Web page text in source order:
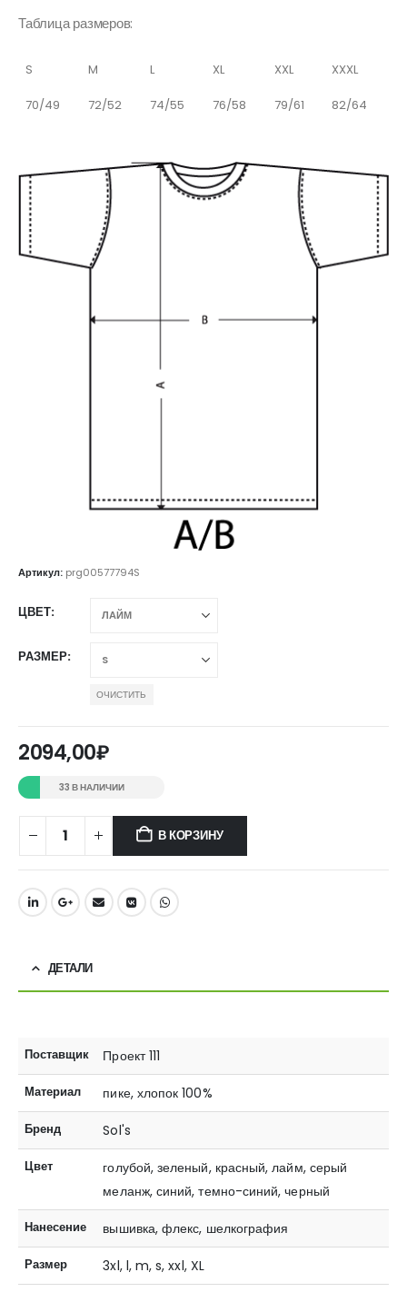
Таблица размеров:
S M L XL XXL XXXL
70/49 72/52 74/55 76/58 79/61 82/64
Артикул: prg00577794S
ЦВЕТ
РАЗМЕР
ОЧИСТИТЬ
2094,00₽
33 В НАЛИЧИИ
В КОРЗИНУ
ДЕТАЛИ
Поставщик Проект 111
Материал пике, хлопок 100%
Бренд Sol's
Цвет
голубой, зеленый, красный, лайм, серый
меланж, синий, темно-синий, черный
Нанесение вышивка, флекс, шелкография
Размер 3xl, l, m, s, xxl, XL